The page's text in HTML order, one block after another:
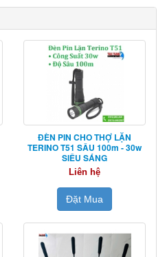
ĐÈN PIN CHO THỢ LẶN
TERINO T51 SÂU 100m - 30w
SIÊU SÁNG
Liên hệ
Đặt Mua